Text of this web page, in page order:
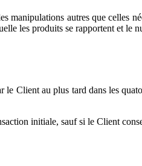
autres que celles
les produits se rapportent et le
Client au plus tard dans les
initiale, sauf si le Client